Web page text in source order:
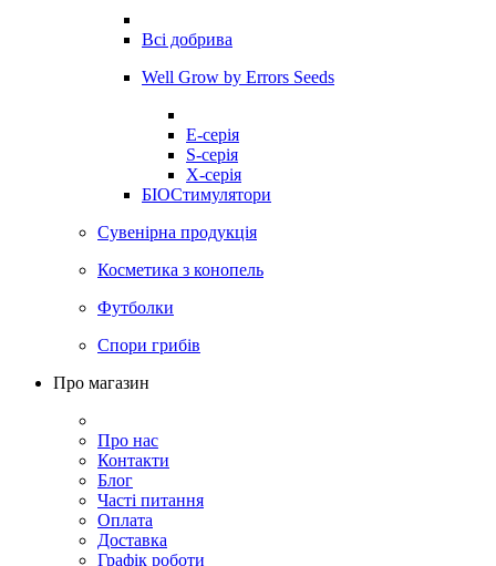
Всі добрива
Well Grow by Errors Seeds
E-серія
S-серія
X-серія
БІОСтимулятори
Сувенірна продукція
Косметика з конопель
Футболки
Спори грибів
Про магазин
Про нас
Контакти
Блог
Часті питання
Оплата
Доставка
Графік роботи